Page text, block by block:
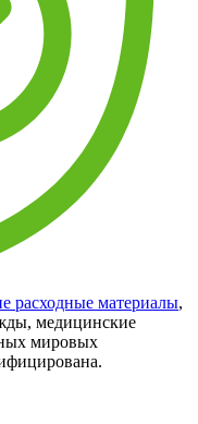
расходные материалы,
медицинские
мировых